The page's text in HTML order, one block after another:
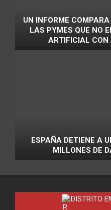
UN INFORME
LAS PYMES QUE NO
ARTIFICIAL CON
ESPAÑA DETIENE A
MILLONES DE
DISTRITO